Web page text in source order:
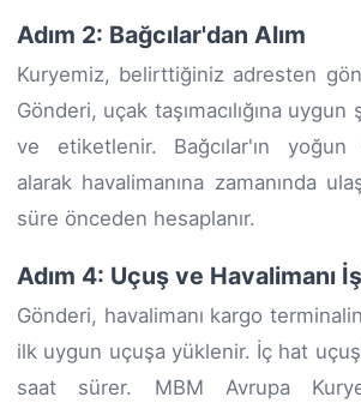
Adım 2: Bağcılar'dan Alım
Kuryemiz, belirttiğiniz adresten
Gönderi, uçak taşımacılığına
ve etiketlenir. Bağcılar'ın
alarak havalimanına zamanında
süre önceden hesaplanır.
Adım 4: Uçuş ve Havalimanı
Gönderi, havalimanı kargo
ilk uygun uçuşa yüklenir. İç hat
saat sürer. MBM Avrupa